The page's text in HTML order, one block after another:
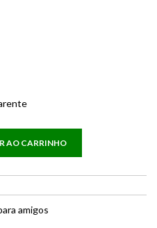
AO CARRINHO
amigos